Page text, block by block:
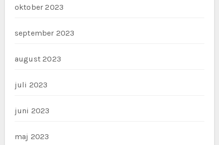
oktober 2023
september 2023
august 2023
juli 2023
juni 2023
maj 2023